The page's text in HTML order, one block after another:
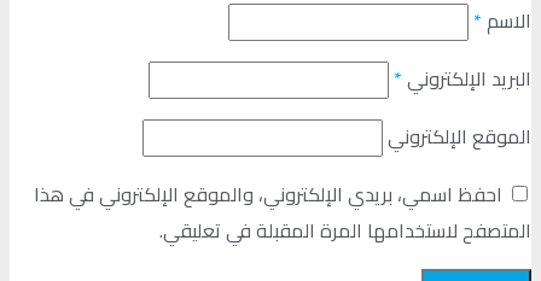
الاسم*
البريد الإلكتروني*
الموقع الإلكتروني
احفظ اسمي، بريدي الإلكتروني، والموقع الإلكتروني في هذا
المتصفح لاستخدامها المرة المقبلة في تعليقي.